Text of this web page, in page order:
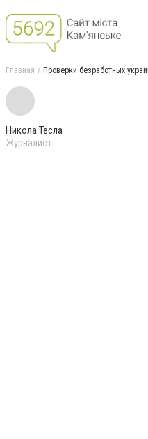
Главная Проверки безработных
Никола Тесла
Журналист